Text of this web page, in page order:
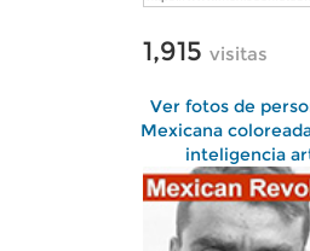
1,915 visitas
Ver fotos de
Mexicana
inteligencia